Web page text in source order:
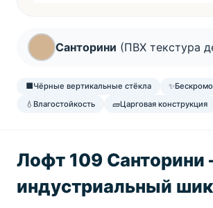
Санторини (ПВХ текстура
⬛Чёрные вертикальные стёкла ✨
💧 Влагостойкость 🧱Царговая конструкция
Лофт 109 Санторини
индустриальный